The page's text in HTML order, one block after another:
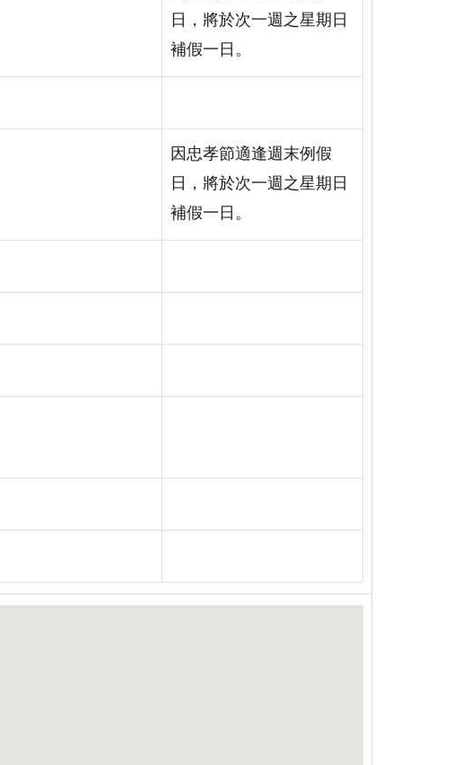
日，將於次一週之星期日
補假一日。
因忠孝節適逢週末例假
日，將於次一週之星期日
補假一日。